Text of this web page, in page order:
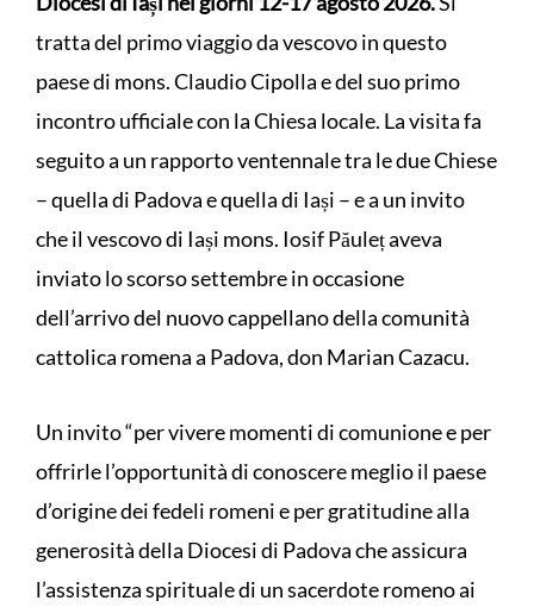
tratta del primo viaggio da vescovo in questo
paese di mons. Claudio Cipolla e del suo primo
incontro ufficiale con la Chiesa locale. La visita fa
seguito a un rapporto ventennale tra le due Chiese
– quella di Padova e quella di Iași – e a un invito
che il vescovo di Iași mons. Iosif Păuleț aveva
inviato lo scorso settembre in occasione
dell’arrivo del nuovo cappellano della comunità
cattolica romena a Padova, don Marian Cazacu.
Un invito “per vivere momenti di comunione e per
offrirle l’opportunità di conoscere meglio il paese
d’origine dei fedeli romeni e per gratitudine alla
generosità della Diocesi di Padova che assicura
l’assistenza spirituale di un sacerdote romeno ai